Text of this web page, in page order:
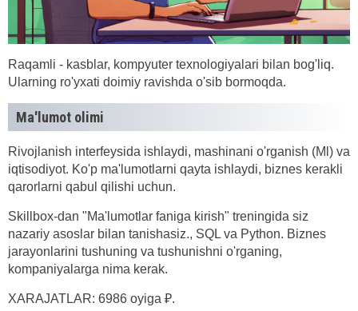
Raqamli - kasblar, kompyuter texnologiyalari bilan bog'liq.
Ularning ro'yxati doimiy ravishda o'sib bormoqda.
Ma'lumot olimi
Rivojlanish interfeysida ishlaydi, mashinani o'rganish (Ml) va
iqtisodiyot. Ko'p ma'lumotlarni qayta ishlaydi, biznes kerakli
qarorlarni qabul qilishi uchun.
Skillbox-dan "Ma'lumotlar faniga kirish" treningida siz
nazariy asoslar bilan tanishasiz., SQL va Python. Biznes
jarayonlarini tushuning va tushunishni o'rganing,
kompaniyalarga nima kerak.
XARAJATLAR: 6986 oyiga ₽.